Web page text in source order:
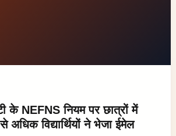
के NEFNS नियम पर छात्रों में
विद्यार्थियों ने भेजा ईमेल